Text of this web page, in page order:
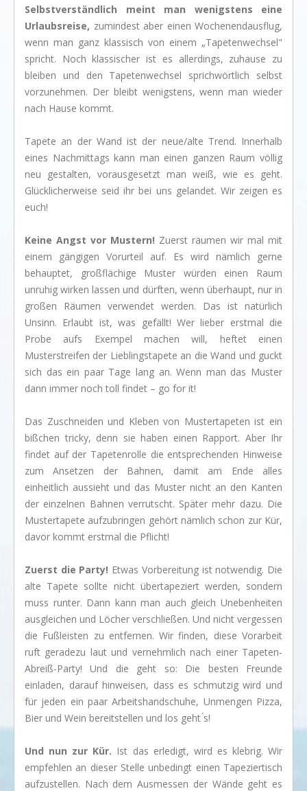
Lässige Möbel
Must have
Strände
Styling
Kramkiste
KONTAKT
Kontaktformular
Selbstverständlich meint man wenigstens eine
Urlaubsreise, zumindest aber einen Wochenendausflug,
wenn man ganz klassisch von einem „Tapetenwechsel"
spricht. Noch klassischer ist es allerdings, zuhause zu
bleiben und den Tapetenwechsel sprichwörtlich selbst
vorzunehmen. Der bleibt wenigstens, wenn man wieder
nach Hause kommt.
Tapete an der Wand ist der neue/alte Trend. Innerhalb
eines Nachmittags kann man einen ganzen Raum völlig
neu gestalten, vorausgesetzt man weiß, wie es geht.
Glücklicherweise seid ihr bei uns gelandet. Wir zeigen es
euch!
Keine Angst vor Mustern! Zuerst räumen wir mal mit
einem gängigen Vorurteil auf. Es wird nämlich gerne
behauptet, großflächige Muster würden einen Raum
unruhig wirken lassen und dürften, wenn überhaupt, nur in
großen Räumen verwendet werden. Das ist natürlich
Unsinn. Erlaubt ist, was gefällt! Wer lieber erstmal die
Probe aufs Exempel machen will, heftet einen
Musterstreifen der Lieblingstapete an die Wand und guckt
sich das ein paar Tage lang an. Wenn man das Muster
dann immer noch toll findet – go for it!
Das Zuschneiden und Kleben von Mustertapeten ist ein
bißchen tricky, denn sie haben einen Rapport. Aber Ihr
findet auf der Tapetenrolle die entsprechenden Hinweise
zum Ansetzen der Bahnen, damit am Ende alles
einheitlich aussieht und das Muster nicht an den Kanten
der einzelnen Bahnen verrutscht. Später mehr dazu. Die
Mustertapete aufzubringen gehört nämlich schon zur Kür,
davor kommt erstmal die Pflicht!
Zuerst die Party! Etwas Vorbereitung ist notwendig. Die
alte Tapete sollte nicht übertapeziert werden, sondern
muss runter. Dann kann man auch gleich Unebenheiten
ausgleichen und Löcher verschließen. Und nicht vergessen
die Fußleisten zu entfernen. Wir finden, diese Vorarbeit
ruft geradezu laut und vernehmlich nach einer Tapeten-
Abreiß-Party! Und die geht so: Die besten Freunde
einladen, darauf hinweisen, dass es schmutzig wird und
für jeden ein paar Arbeitshandschuhe, Unmengen Pizza,
Bier und Wein bereitstellen und los geht ́s!
Und nun zur Kür. Ist das erledigt, wird es klebrig. Wir
empfehlen an dieser Stelle unbedingt einen Tapeziertisch
aufzustellen. Nach dem Ausmessen der Wände geht es